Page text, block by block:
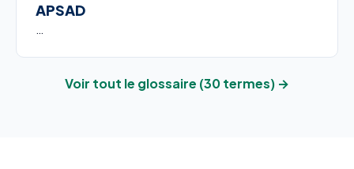
APSAD
Voir tout le glossaire (30 termes) →